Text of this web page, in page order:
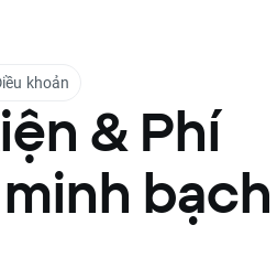
khoản
& Phí
minh bạch